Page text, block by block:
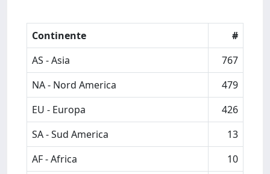
Continente
#
AS - Asia
767
NA - Nord America
479
EU - Europa
426
SA - Sud America
13
AF - Africa
10